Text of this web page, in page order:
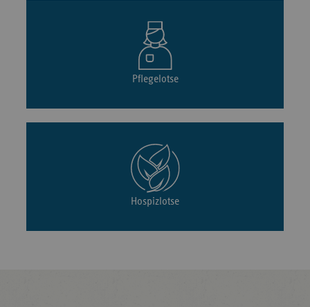
Pflegelotse
Hospizlotse